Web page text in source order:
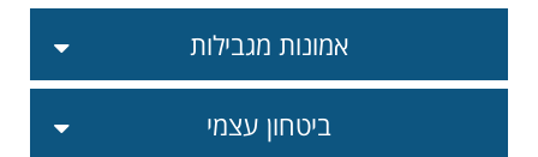
אמונות מגבילות
ביטחון עצמי